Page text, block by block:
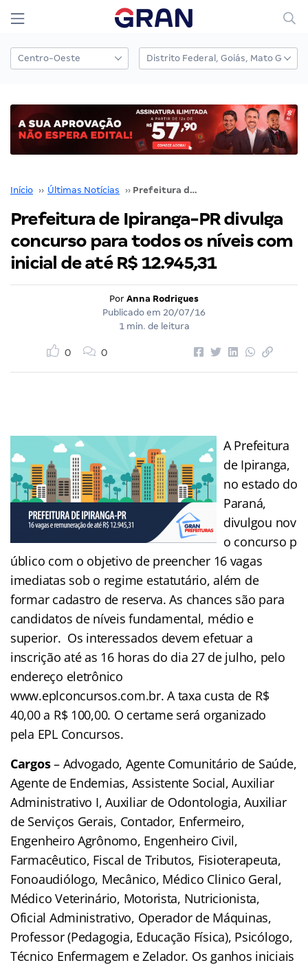
Início ›› Últimas Notícias ›› Prefeitura de Ipiranga-PR divulga concurso para todos os níveis com inicial de até R$ 12.945,31
Prefeitura de Ipiranga-PR divulga
concurso para todos os níveis com
inicial de até R$ 12.945,31
Por Anna Rodrigues
Publicado em 20/07/16
1 min. de leitura
0 0
A Prefeitura
de Ipiranga,
no estado do
Paraná,
divulgou nov
o concurso p
úblico com o objetivo de preencher 16 vagas
imediatas sob o regime estatutário, além de
formar cadastro de reserva. As chances são para
candidatos de níveis fundamental, médio e
superior. Os interessados devem efetuar a
inscrição até as 16 horas do dia 27 de julho, pelo
endereço eletrônico
www.eplconcursos.com.br. A taxa custa de R$
40,00 a R$ 100,00. O certame será organizado
pela EPL Concursos.
Cargos– Advogado, Agente Comunitário de Saúde,
Agente de Endemias, Assistente Social, Auxiliar
Administrativo I, Auxiliar de Odontologia, Auxiliar
de Serviços Gerais, Contador, Enfermeiro,
Engenheiro Agrônomo, Engenheiro Civil,
Farmacêutico, Fiscal de Tributos, Fisioterapeuta,
Fonoaudiólogo, Mecânico, Médico Clinico Geral,
Médico Veterinário, Motorista, Nutricionista,
Oficial Administrativo, Operador de Máquinas,
Professor (Pedagogia, Educação Física), Psicólogo,
Técnico Enfermagem e Zelador. Os ganhos iniciais